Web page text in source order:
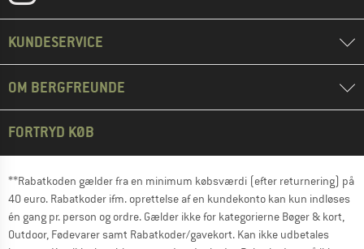
KUNDESERVICE
OM BERGFREUNDE
FORTRYD KØB
**Rabatkoden gælder fra en minimum købsværdi (efter returnering) på
40 euro. Rabatkoder ifm. oprettelse af en kundekonto kan kun indløses
én gang pr. person og ordre. Gælder ikke for kategorierne Bøger & kort,
Outdoor, Fødevarer samt Rabatkoder/gavekort. Kan ikke udbetales